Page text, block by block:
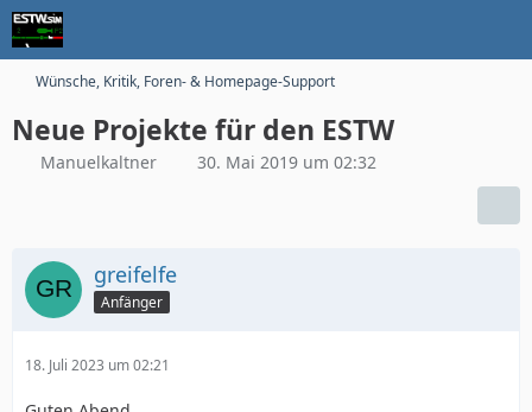
Wünsche, Kritik, Foren- & Homepage-Support
Neue Projekte für den ESTW
Manuelkaltner 30. Mai 2019 um 02:32
greifelfe
Anfänger
18. Juli 2023 um 02:21